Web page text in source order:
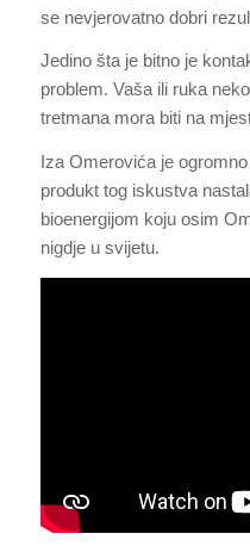
se nevjerovatno dobri
Jedino šta je bitno je
problem. Vaša ili ruka
tretmana mora biti na
Iza Omerovića je
produkt tog iskustva
bioenergijom koju osim
nigdje u svijetu.